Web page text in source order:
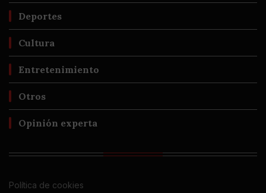
Deportes
Cultura
Entretenimiento
Otros
Opinión experta
Política de cookies